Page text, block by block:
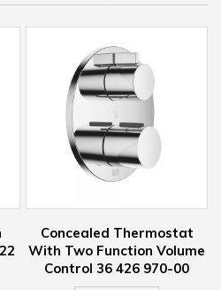
Concealed Thermostat
With Two Function Volume
Control 36 426 970-00